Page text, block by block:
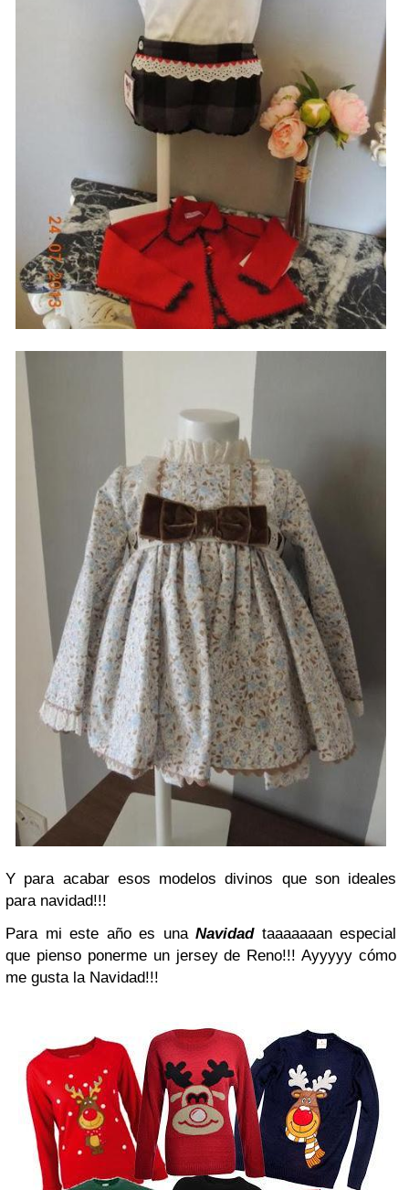
Y para acabar esos modelos divinos que son ideales
para navidad!!!
Para mi este año es unaNavidadtaaaaaaan especial
que pienso ponerme un jersey de Reno!!! Ayyyyy cómo
me gusta la Navidad!!!